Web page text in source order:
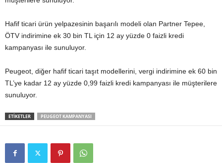
Hafif ticari ürün yelpazesinin başarılı modeli olan Partner Tepee,
ÖTV indirimine ek 30 bin TL için 12 ay yüzde 0 faizli kredi
kampanyası ile sunuluyor.
Peugeot, diğer hafif ticari taşıt modellerini, vergi indirimine ek 60 bin
TL’ye kadar 12 ay yüzde 0,99 faizli kredi kampanyası ile müşterilere
sunuluyor.
ETIKETLER PEUGEOT KAMPANYASI